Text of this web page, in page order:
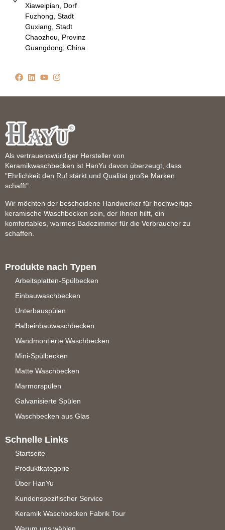
Xiaweipian, Dorf
Fuzhong, Stadt
Guxiang, Stadt
Chaozhou, Provinz
Guangdong, China
Als vertrauenswürdiger Hersteller von
Keramikwaschbecken ist HanYu davon überzeugt, dass
"Ehrlichkeit den Ruf stärkt und Qualität große Marken
schafft".
Wir möchten der bescheidene Handwerker für hochwertige
keramische Waschbecken sein, der Ihnen hilft, ein
komfortables, warmes Badezimmer für die Verbraucher zu
schaffen.
Produkte nach Typen
Arbeitsplatten-Spülbecken
Einbauwaschbecken
Unterbauspülen
Halbeinbauwaschbecken
Wandmontierte Waschbecken
Mini-Spülbecken
Matte Waschbecken
Marmorspülen
Galvanisierte Spülen
Waschbecken aus Glas
Schnelle Links
Startseite
Produktkategorie
Über HanYu
Kundenspezifischer Service
Keramik Waschbecken Fabrik Tour
Warum uns wählen